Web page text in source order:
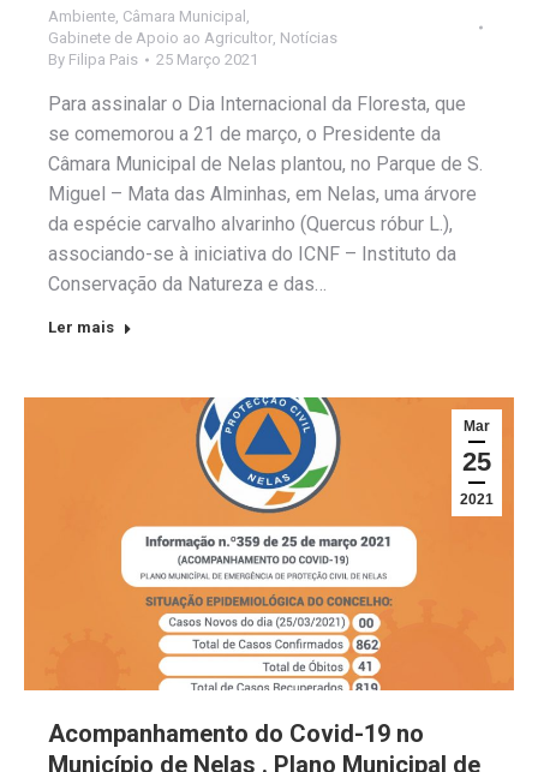
Ambiente Câmara Municipal
Gabinete de Apoio ao Agricultor Notícias
By Filipa Pais 25 Março 2021
Para assinalar o Dia Internacional da Floresta, que
se comemorou a 21 de março, o Presidente da
Câmara Municipal de Nelas plantou, no Parque de S.
Miguel – Mata das Alminhas, em Nelas, uma árvore
da espécie carvalho alvarinho (Quercus róbur L.),
associando-se à iniciativa do ICNF – Instituto da
Conservação da Natureza e das…
Ler mais
Mar
25
2021
Acompanhamento do Covid-19 no
Município de Nelas . Plano Municipal de